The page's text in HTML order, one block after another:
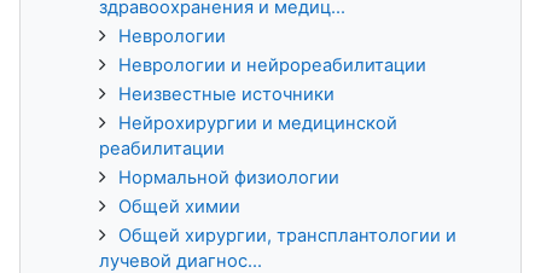
здравоохранения и медиц...
Неврологии
Неврологии и нейрореабилитации
Неизвестные источники
Нейрохирургии и медицинской
реабилитации
Нормальной физиологии
Общей химии
Общей хирургии, трансплантологии и
лучевой диагнос...